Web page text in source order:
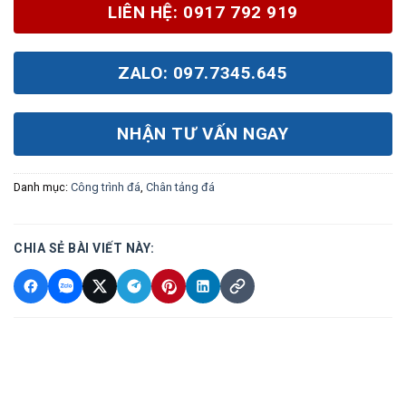
LIÊN HỆ: 0917 792 919
ZALO: 097.7345.645
NHẬN TƯ VẤN NGAY
Danh mục: Công trình đá, Chân tảng đá
CHIA SẺ BÀI VIẾT NÀY: